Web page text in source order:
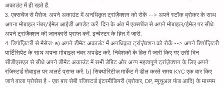
अकाउंट में ही रहते हैं.
3. एक्सचेंज से मैसेज: अपने अकाउंट में अनधिकृत ट्रांज़ैक्शन को रोकें --> अपने स्टॉक ब्रोकर के साथ
अपना मोबाइल नंबर/ईमेल आईडी अपडेट करें. दिन के अंत में एक्सचेंज से अपने मोबाइल/ईमेल पर सीधे
अपने ट्रांज़ैक्शन की जानकारी प्राप्त करें. इन्वेस्टर के हित में जारी.
4. डिपॉज़िटरी से मैसेज: a) अपने डीमैट अकाउंट में अनधिकृत ट्रांज़ैक्शन को रोकें --> अपने डिपॉज़िटरी
पार्टिसिपेंट के साथ अपना मोबाइल नंबर अपडेट करें. निवेशकों के हित में जारी किए गए उसी दिन
सीडीएसएल से सीधे अपने डीमैट अकाउंट में सभी डेबिट और अन्य महत्वपूर्ण ट्रांज़ैक्शन के लिए अपने
रजिस्टर्ड मोबाइल पर अलर्ट प्राप्त करें. b) सिक्योरिटीज़ मार्केट में डील करते समय KYC एक बार किए
जाने वाला प्रोसेस है - एक बार सेबी रजिस्टर्ड इंटरमीडियरी (ब्रोकर, DP, म्यूचुअल फंड आदि) के माध्यम